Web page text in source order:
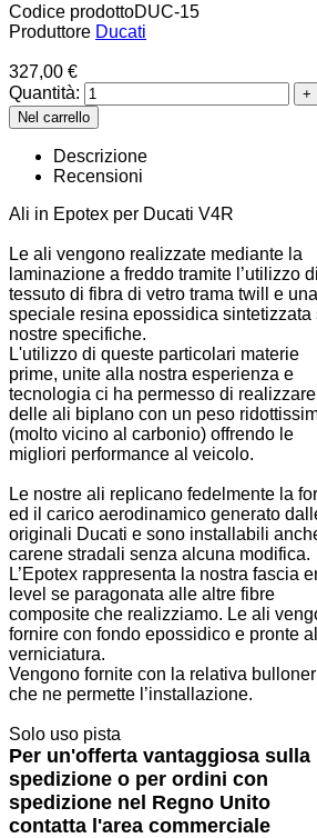
Codice prodottoDUC-15
Produttore Ducati
327,00 €
Quantità:
Descrizione
Recensioni
Ali in Epotex per Ducati V4R
Le ali vengono realizzate mediante la
laminazione a freddo tramite l’utilizzo di
tessuto di fibra di vetro trama twill e una
speciale resina epossidica sintetizzata
nostre specifiche.
L'utilizzo di queste particolari materie
prime, unite alla nostra esperienza e
tecnologia ci ha permesso di realizzare
delle ali biplano con un peso
(molto vicino al carbonio) offrendo le
migliori performance al veicolo.
Le nostre ali replicano fedelmente la
ed il carico aerodinamico generato
originali Ducati e sono installabili
carene stradali senza alcuna modifica.
L’Epotex rappresenta la nostra fascia
level se paragonata alle altre fibre
composite che realizziamo. Le ali
fornire con fondo epossidico e pronte
verniciatura.
Vengono fornite con la relativa
che ne permette l’installazione.
Solo uso pista
Per un'offerta vantaggiosa sulla
spedizione o per ordini con
spedizione nel Regno Unito
contatta l'area commerciale